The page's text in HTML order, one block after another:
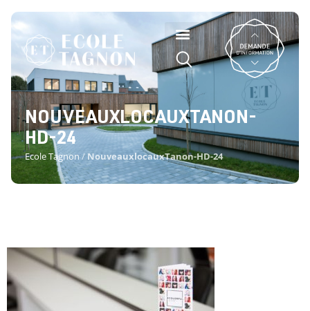
NOUVEAUXLOCAUXTANON-
HD-24
Ecole Tagnon / NouveauxlocauxTanon-HD-24